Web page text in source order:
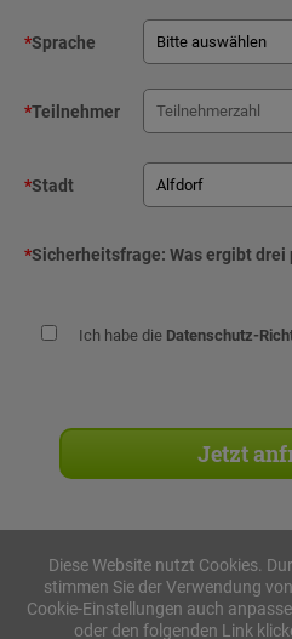
*Sprache
*Teilnehmer
*Stadt
*Sicherheitsfrage: Was ergibt drei
Ich habe die Datenschutz-
Stadtrallyes
iPad Rallye
Diese Website nutzt Cookies.
stimmen Sie der Verwendung
Cookie-Einstellungen auch
oder den folgenden Link